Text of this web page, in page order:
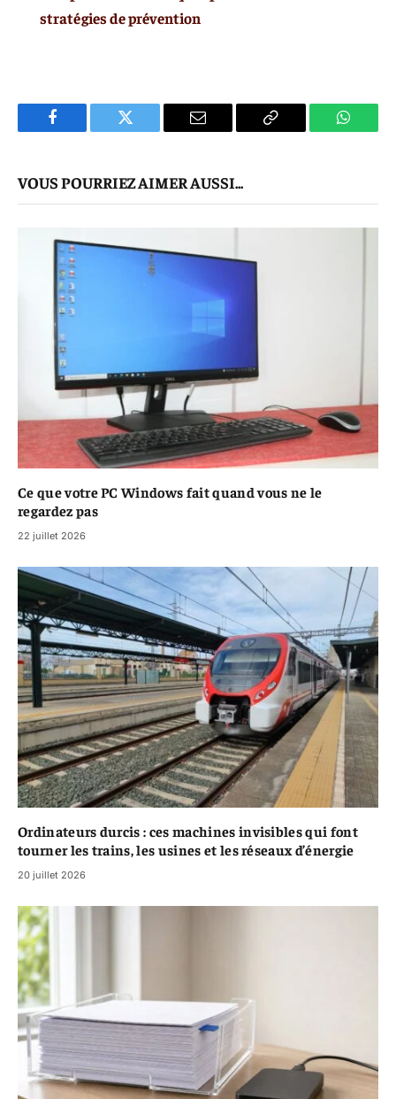
stratégies de prévention
Facebook Twitter
E-
Copier
VOUS POURRIEZ AIMER AUSSI...
Ce que votre PC Windows fait quand vous ne le
regardez pas
22 juillet 2026
Ordinateurs durcis : ces machines invisibles qui font
tourner les trains, les usines et les réseaux d’énergie
20 juillet 2026